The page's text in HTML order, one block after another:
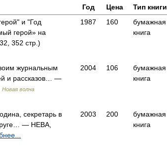
Год Цена
Тип книги
и "Год
герой» на
352 стр.)
1987 160
бумажная
книга
журнальным
и рассказов… —
Новая волна
2004 106
бумажная
книга
секретарь в
— НЕВА,
2003 200
бумажная
книга